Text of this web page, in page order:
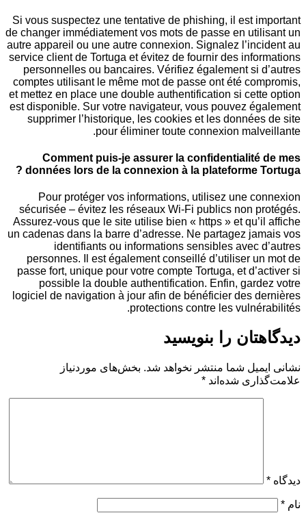
Si vous suspectez une tentative de phishing, il est
de changer immédiatement vos mots de passe en
autre appareil ou une autre connexion. Signalez
service client de Tortuga et évitez de fournir des
personnelles ou bancaires. Vérifiez également
comptes utilisant le même mot de passe ont été
et mettez en place une double authentification si
est disponible. Sur votre navigateur, vous pouvez
supprimer l’historique, les cookies et les
pour éliminer toute connexion
Comment puis-je assurer la
données lors de la connexion à la plateforme
Pour protéger vos informations, utilisez une
sécurisée – évitez les réseaux Wi-Fi publics non
Assurez-vous que le site utilise bien « https » et
un cadenas dans la barre d’adresse. Ne partagez
identifiants ou informations sensibles
personnes. Il est également conseillé d’utiliser
passe fort, unique pour votre compte Tortuga, et
possible la double authentification. Enfin,
logiciel de navigation à jour afin de bénéficier des
protections contre les
را بنویسید
شما منتشر نخواهد شد.
بخش‌های موردنیاز
شده‌اند*